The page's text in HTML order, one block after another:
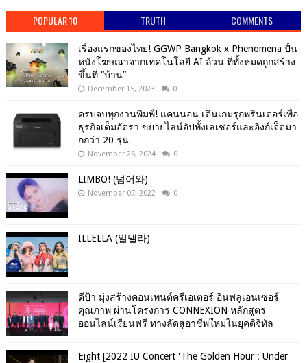
POPULAR 10 TRUTH COMMENTS
เรื่องแรกของไทย! GGWP Bangkok x Phenomena ปั้น
หนังโฆษณาจากเทคโนโลยี AI ล้วน ที่ทั้งหมดถูกสร้าง
ขึ้นที่ “บ้าน”
December 15, 2023 0
ครบจบทุกงานพิมพ์! แคนนอน เดินเกมรุกพรินเตอร์เพื่อ
ธุรกิจเต็มอัตรา ขยายไลน์อัปทั้งเลเซอร์และอิงก์เจ็ตมา
กกว่า 20 รุ่น
November 26, 2024 0
LIMBO! (넘어와)
November 07, 2022 0
ILLELLA (일낼라)
ดีป้า มุ่งสร้างคอนเทนต์ครีเอเตอร์ อินฟลูเอนเซอร์
คุณภาพ ผ่านโครงการ CONNEXION หลักสูตร
ออนไลน์เรียนฟรี ทางลัดสู่อาชีพใหม่ในยุคดิจิทัล
Eight [2022 IU Concert 'The Golden Hour : Under